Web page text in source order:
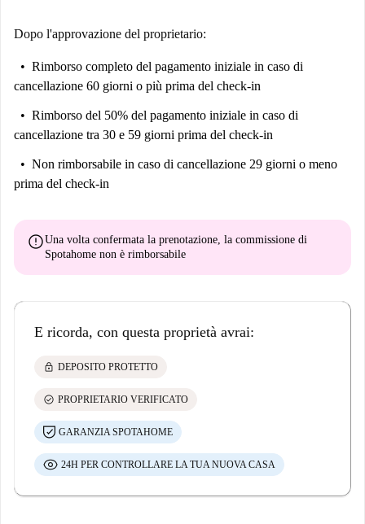
Dopo l'approvazione del proprietario:
Rimborso completo del pagamento iniziale in caso di
cancellazione 60 giorni o più prima del check-in
Rimborso del 50% del pagamento iniziale in caso di
cancellazione tra 30 e 59 giorni prima del check-in
Non rimborsabile in caso di cancellazione 29 giorni o meno
prima del check-in
errorUna volta confermata la prenotazione, la commissione di
Spotahome non è rimborsabile
E ricorda, con questa proprietà avrai:
lock DEPOSITO PROTETTO
check_circle PROPRIETARIO VERIFICATO
GARANZIA SPOTAHOME
24H PER CONTROLLARE LA TUA NUOVA CASA